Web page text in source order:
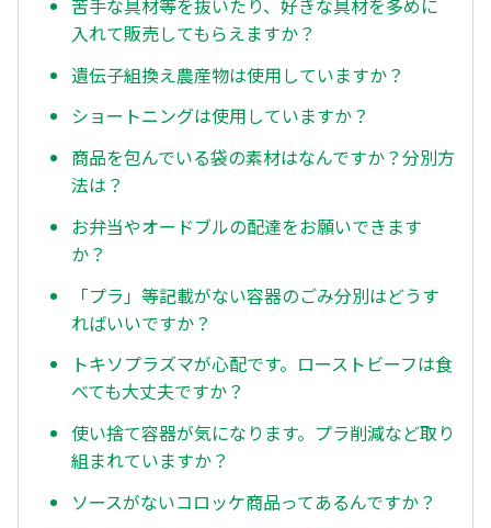
入れて販売してもらえますか？
遺伝子組換え農産物は使用していますか？
ショートニングは使用していますか？
商品を包んでいる袋の素材はなんですか？分別方
法は？
お弁当やオードブルの配達をお願いできます
か？
「プラ」等記載がない容器のごみ分別はどうす
ればいいですか？
トキソプラズマが心配です。ローストビーフは食
べても大丈夫ですか？
使い捨て容器が気になります。プラ削減など取り
組まれていますか？
ソースがないコロッケ商品ってあるんですか？